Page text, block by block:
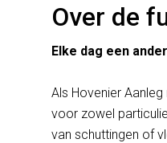
Over de
Elke dag een
Als Hovenier
voor zowel
van schuttingen of